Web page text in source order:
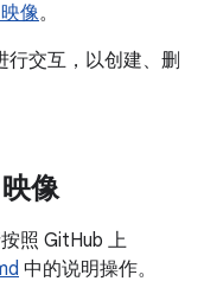
像。
交互，以创建、删
像
照 GitHub 上
中的说明操作。